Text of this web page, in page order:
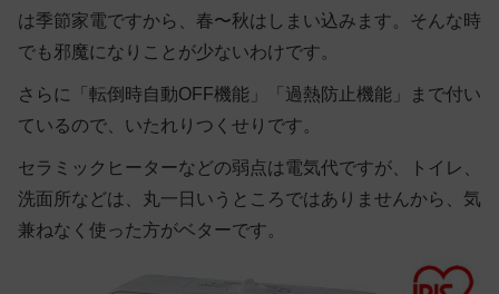
は季節家電ですから、春〜秋はしまい込みます。そんな時
でも邪魔になりことが少ないわけです。
さらに「転倒時自動OFF機能」「過熱防止機能」まで付い
ているので、いたれりつくせりです。
セラミックヒーターなどの弱点は電気代ですが、トイレ、
洗面所などは、丸一日いうところではありませんから、気
兼ねなく使った方がベターです。